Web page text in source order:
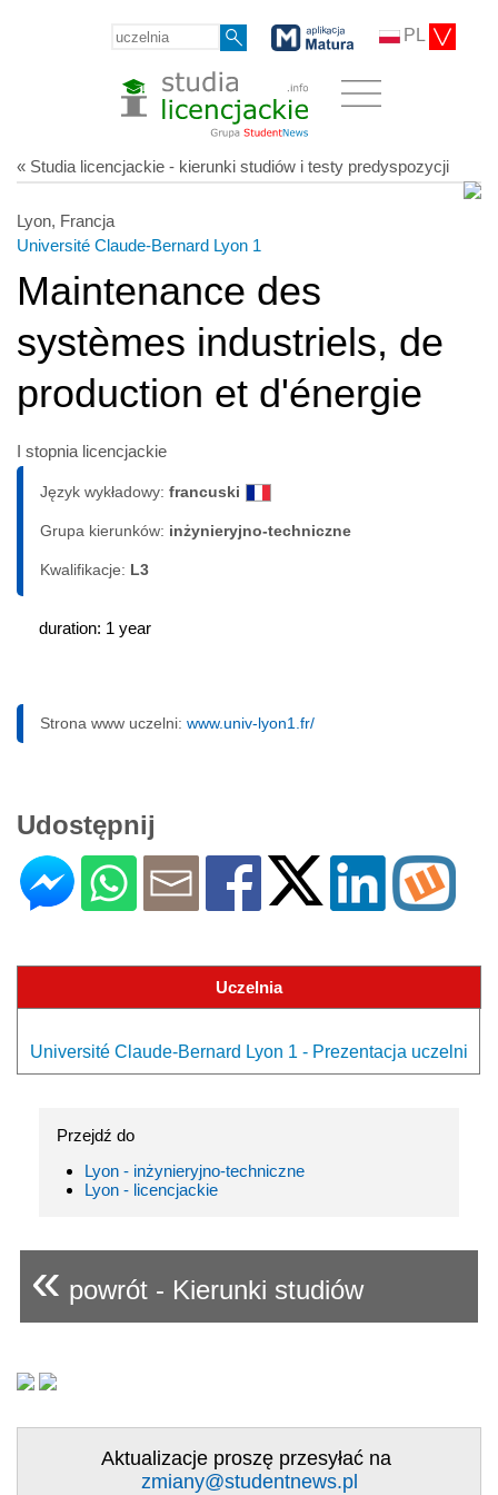
PL
« Studia licencjackie - kierunki studiów i testy predyspozycji
Lyon, Francja
Université Claude-Bernard Lyon 1
Maintenance des
systèmes industriels, de
production et d'énergie
I stopnia licencjackie
Język wykładowy: francuski
Grupa kierunków: inżynieryjno-techniczne
Kwalifikacje: L3
duration: 1 year
Strona www uczelni: www.univ-lyon1.fr/
Udostępnij
Uczelnia
Université Claude-Bernard Lyon 1 - Prezentacja uczelni
Przejdź do
Lyon - inżynieryjno-techniczne
Lyon - licencjackie
« powrót - Kierunki studiów
Aktualizacje proszę przesyłać na
zmiany@studentnews.pl